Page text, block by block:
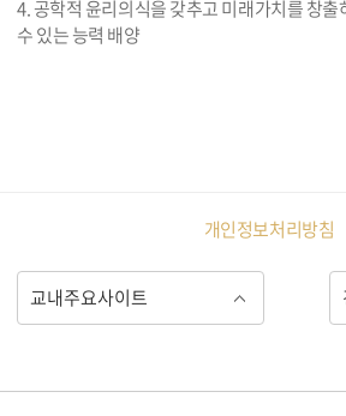
4. 공학적 윤리의식을 갖추고 미래가치를 창
수 있는 능력 배양
개인정보처리방침